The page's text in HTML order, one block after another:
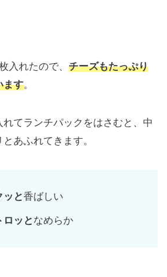
入れたので、 チーズもたっぷり
ます。
てランチパックをはさむと、中
あふれてきます。
ッと香ばしい
ロッと なめらか